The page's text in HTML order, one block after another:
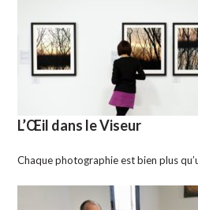
L’Œil dans le Viseur
Chaque photographie est bien plus